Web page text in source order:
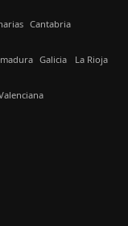
Cantabria
Galicia La Rioja